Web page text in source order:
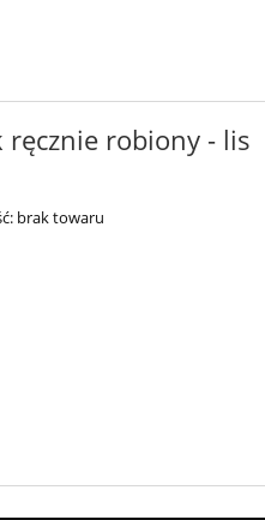
ręcznie robiony - lis
brak towaru